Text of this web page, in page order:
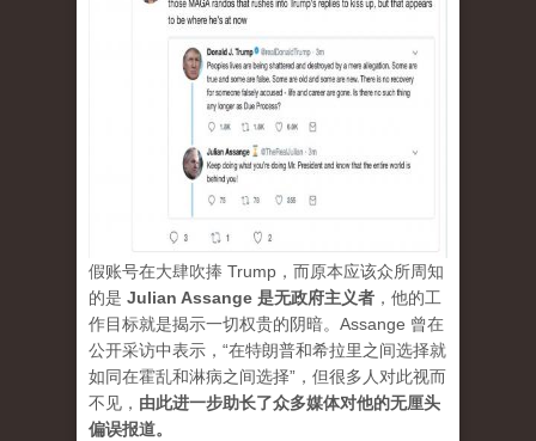
假账号在大肆吹捧 Trump，而原本应该众所周知
的是 Julian Assange 是无政府主义者 ，他的工
作目标就是揭示一切权贵的阴暗。Assange 曾在
公开采访中表示，“在特朗普和希拉里之间选择就
如同在霍乱和淋病之间选择”，但很多人对此视而
不见， 由此进一步助长了众多媒体对他的无厘头
偏误报道。